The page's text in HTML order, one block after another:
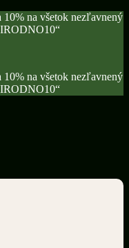
na všetok nezľavnený
na všetok nezľavnený